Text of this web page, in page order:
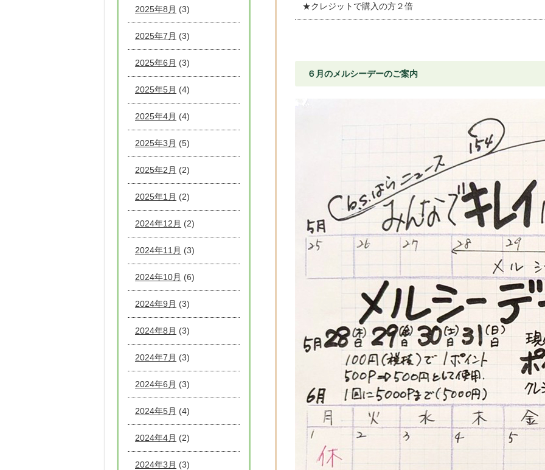
★クレジットで購入の方２倍
６月のメルシーデーのご案内
2025年8月 (3)
2025年7月 (3)
2025年6月 (3)
2025年5月 (4)
2025年4月 (4)
2025年3月 (5)
2025年2月 (2)
2025年1月 (2)
2024年12月 (2)
2024年11月 (3)
2024年10月 (6)
2024年9月 (3)
2024年8月 (3)
2024年7月 (3)
2024年6月 (3)
2024年5月 (4)
2024年4月 (2)
2024年3月 (3)